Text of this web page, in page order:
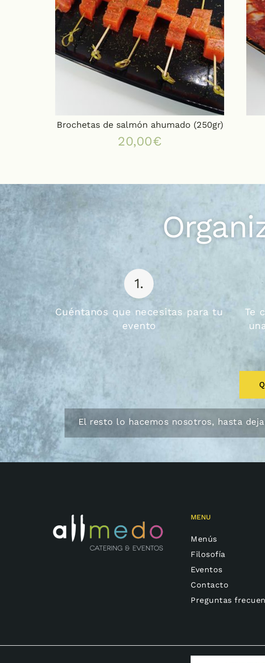
Brochetas de salmón ahumado (250gr)
20,00€
1.
Cuéntanos que necesitas para tu
evento
Te
El resto lo hacemos nosotros, hasta
MENU
Menús
Filosofía
Eventos
Contacto
Preguntas